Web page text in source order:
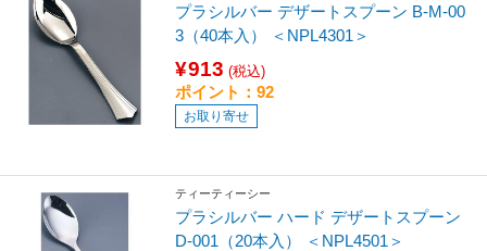
プラシルバー デザートスプーン B-M-00
3（40本入） ＜NPL4301＞
¥913 (税込)
ポイント：92
お取り寄せ
ティーティーシー
プラシルバー ハード デザートスプーン
D-001（20本入） ＜NPL4501＞